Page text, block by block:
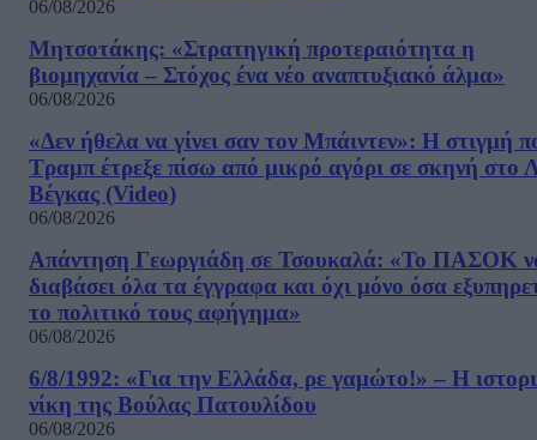
06/08/2026
Μητσοτάκης: «Στρατηγική προτεραιότητα η
βιομηχανία – Στόχος ένα νέο αναπτυξιακό άλμα»
06/08/2026
«Δεν ήθελα να γίνει σαν τον Μπάιντεν»: Η στιγμή
Τραμπ έτρεξε πίσω από μικρό αγόρι σε σκηνή στο
Βέγκας (Video)
06/08/2026
Απάντηση Γεωργιάδη σε Τσουκαλά: «Το ΠΑΣΟΚ
διαβάσει όλα τα έγγραφα και όχι μόνο όσα
το πολιτικό τους αφήγημα»
06/08/2026
6/8/1992: «Για την Ελλάδα, ρε γαμώτο!» – Η
νίκη της Βούλας Πατουλίδου
06/08/2026